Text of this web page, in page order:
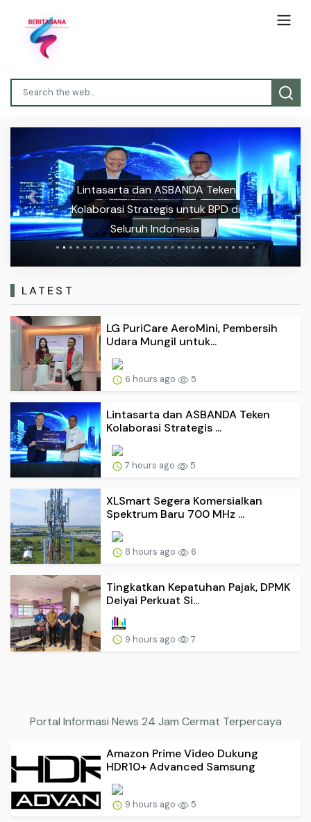
Lintasarta dan ASBANDA Teken
Kolaborasi Strategis untuk BPD di
Seluruh Indonesia
Previous Next
LATEST
LG PuriCare AeroMini, Pembersih
Udara Mungil untuk...
6 hours ago 5
Lintasarta dan ASBANDA Teken
Kolaborasi Strategis ...
7 hours ago 5
XLSmart Segera Komersialkan
Spektrum Baru 700 MHz ...
8 hours ago 6
Tingkatkan Kepatuhan Pajak, DPMK
Deiyai Perkuat Si...
9 hours ago 7
Portal Informasi News 24 Jam Cermat Terpercaya
Amazon Prime Video Dukung
HDR10+ Advanced Samsung
9 hours ago 5